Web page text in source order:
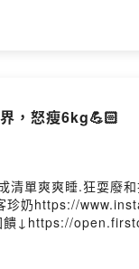
by
，怒瘦6kg💪🏻
單爽爽睡.狂耍廢
客珍奶https://
↓https://